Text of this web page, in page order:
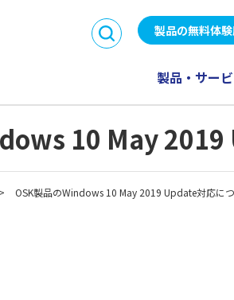
製品の無料体
製品・サー
SMILE V Air / SMILE
販売
CTI
生産革新 Raijin
事業所一覧
ナ
10 May
> OSK製品のWindows 10 May 2019 Update対応に